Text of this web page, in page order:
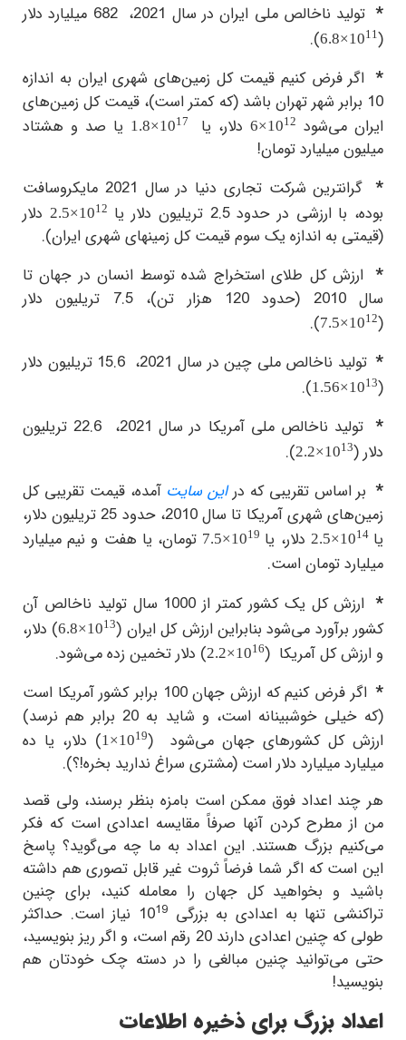
* تولید ناخالص ملی ایران در سال 2021،
682 میلیارد دلار
(
6.8×1011
).
* اگر فرض کنیم قیمت کل زمین‌های شهری ایران به اندازه
10 برابر شهر تهران باشد (که کمتر است)، قیمت کل زمین‌های
ایران می‌شود
6×1012 دلار، یا 1.8×1017
یا صد و هشتاد
میلیون میلیارد تومان!
*
گرانترین شرکت تجاری دنیا در سال 2021 مایکروسافت
بوده، با ارزشی در حدود 2.5 تریلیون دلار یا
2.5×1012
دلار
(قیمتی به اندازه یک سوم قیمت کل زمینهای شهری ایران).
* ارزش کل طلای استخراج شده توسط انسان در جهان تا
سال 2010 (حدود 120 هزار تن)، 7.5 تریلیون دلار
(
7.5×1012
).
* تولید ناخالص ملی چین در سال 2021،
15.6 تریلیون دلار
(
1.56×1013
).
* تولید ناخالص ملی آمریکا در سال 2021،
22.6 تریلیون
دلار (
2.2×1013
).
* بر اساس تقریبی که دراین سایت آمده، قیمت تقریبی کل
زمین‌های شهری آمریکا تا سال 2010، حدود 25 تریلیون دلار،
یا
2.5×1014 دلار، یا 7.5×1019
تومان، یا هفت و نیم میلیارد
میلیارد تومان است.
*
ارزش کل یک کشور کمتر از 1000 سال تولید ناخالص آن
کشور برآورد می‌شود بنابراین ارزش کل ایران (
6.8×1013
) دلار،
و ارزش کل آمریکا (
2.2×1016 ) دلار تخمین زده می‌شود.
*
اگر فرض کنیم که ارزش جهان 100 برابر کشور آمریکا است
(که خیلی خوشبینانه است، و شاید به 20 برابر هم نرسد)
ارزش کل کشورهای جهان می‌شود
(
1×1019
) دلار، یا ده
میلیارد میلیارد دلار است (مشتری سراغ ندارید بخره!؟).
هر چند اعداد فوق ممکن است بامزه بنظر برسند، ولی قصد
من از مطرح کردن آنها صرفاً مقایسه اعدادی است که فکر
می‌کنیم بزرگ هستند. این اعداد به ما چه می‌گوید؟ پاسخ
این است که اگر شما فرضاً ثروت غیر قابل تصوری هم داشته
باشید و بخواهید کل جهان را معامله کنید، برای چنین
تراکنشی تنها به اعدادی به بزرگی
1019 نیاز است. حداکثر
طولی که چنین اعدادی دارند 20 رقم است، و اگر ریز بنویسید،
حتی می‌توانید چنین مبالغی را در دسته چک خودتان هم
بنویسید!
اعداد بزرگ برای ذخیره اطلاعات